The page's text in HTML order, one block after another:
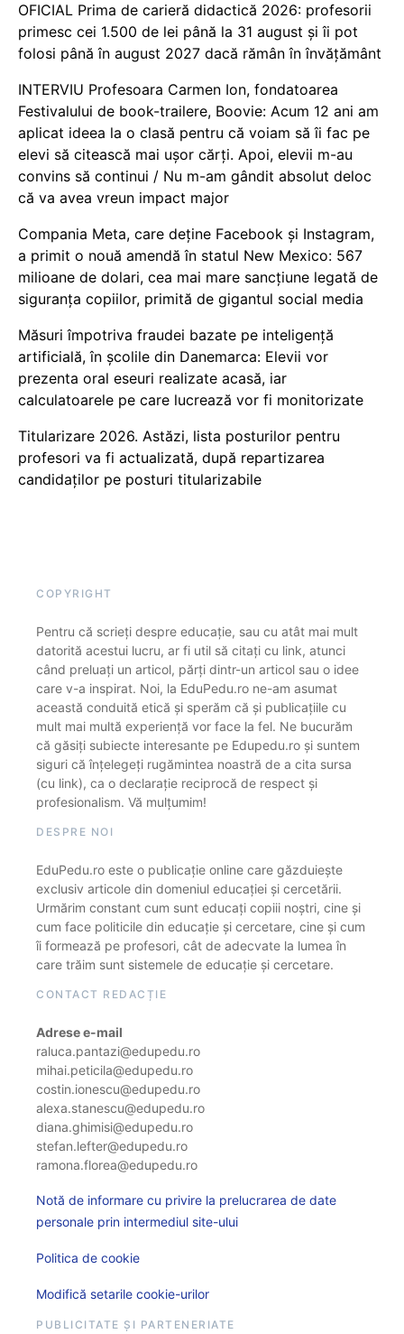
OFICIAL Prima de carieră didactică 2026: profesorii
primesc cei 1.500 de lei până la 31 august și îi pot
folosi până în august 2027 dacă rămân în învățământ
INTERVIU Profesoara Carmen Ion, fondatoarea
Festivalului de book-trailere, Boovie: Acum 12 ani am
aplicat ideea la o clasă pentru că voiam să îi fac pe
elevi să citească mai ușor cărți. Apoi, elevii m-au
convins să continui / Nu m-am gândit absolut deloc
că va avea vreun impact major
Compania Meta, care deține Facebook și Instagram,
a primit o nouă amendă în statul New Mexico: 567
milioane de dolari, cea mai mare sancțiune legată de
siguranța copiilor, primită de gigantul social media
Măsuri împotriva fraudei bazate pe inteligență
artificială, în școlile din Danemarca: Elevii vor
prezenta oral eseuri realizate acasă, iar
calculatoarele pe care lucrează vor fi monitorizate
Titularizare 2026. Astăzi, lista posturilor pentru
profesori va fi actualizată, după repartizarea
candidaților pe posturi titularizabile
COPYRIGHT
Pentru că scrieți despre educație, sau cu atât mai mult
datorită acestui lucru, ar fi util să citați cu link, atunci
când preluați un articol, părți dintr-un articol sau o idee
care v-a inspirat. Noi, la EduPedu.ro ne-am asumat
această conduită etică și sperăm că și publicațiile cu
mult mai multă experiență vor face la fel. Ne bucurăm
că găsiți subiecte interesante pe Edupedu.ro și suntem
siguri că înțelegeți rugămintea noastră de a cita sursa
(cu link), ca o declarație reciprocă de respect și
profesionalism. Vă mulțumim!
DESPRE NOI
EduPedu.ro este o publicație online care găzduiește
exclusiv articole din domeniul educației și cercetării.
Urmărim constant cum sunt educați copiii noștri, cine și
cum face politicile din educație și cercetare, cine și cum
îi formează pe profesori, cât de adecvate la lumea în
care trăim sunt sistemele de educație și cercetare.
CONTACT REDACȚIE
Adrese e-mail
raluca.pantazi@edupedu.ro
mihai.peticila@edupedu.ro
costin.ionescu@edupedu.ro
alexa.stanescu@edupedu.ro
diana.ghimisi@edupedu.ro
stefan.lefter@edupedu.ro
ramona.florea@edupedu.ro
Notă de informare cu privire la prelucrarea de date
personale prin intermediul site-ului
Politica de cookie
Modifică setarile cookie-urilor
PUBLICITATE ȘI PARTENERIATE